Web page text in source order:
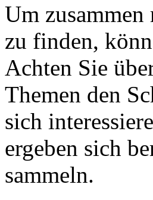
Um
zu finden,
Achten Sie
Themen den
sich
ergeben sich
sammeln.